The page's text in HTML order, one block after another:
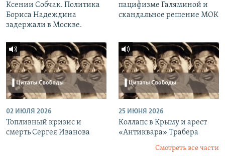
Ксении Собчак. Политика
Бориса Надеждина
задержали в Москве.
пацифизме Галяминой и
скандальное решение МОК
02 ИЮЛЯ 2026
Топливный кризис и
смерть Сергея Иванова
25 ИЮНЯ 2026
Коллапс в Крыму и арест
«Антиквара» Трабера
Смотреть все части